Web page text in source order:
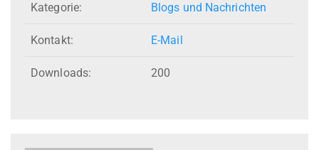
Kategorie: Blogs und Nachrichten
Kontakt: E-Mail
Downloads: 200